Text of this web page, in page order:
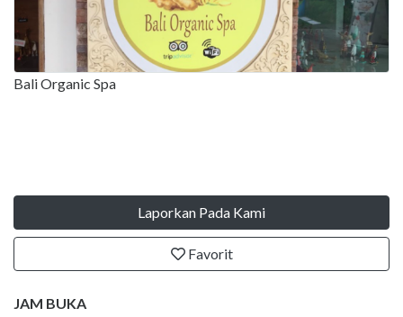
Bali Organic Spa
Laporkan Pada Kami
Favorit
JAM BUKA